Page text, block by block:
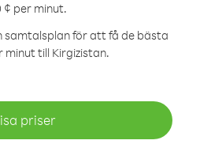
¢ per minut.
samtalsplan för att få de bästa
minut till Kirgizistan.
priser